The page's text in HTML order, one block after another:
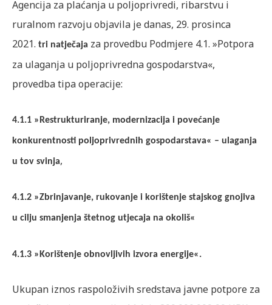
Agencija za plaćanja u poljoprivredi, ribarstvu i
ruralnom razvoju objavila je danas, 29. prosinca
2021. tri natječaja za provedbu Podmjere 4.1. »Potpora
za ulaganja u poljoprivredna gospodarstva«,
provedba tipa operacije:
4.1.1 »Restrukturiranje, modernizacija i povećanje
konkurentnosti poljoprivrednih gospodarstava« – ulaganja
u tov svinja,
4.1.2 »Zbrinjavanje, rukovanje i korištenje stajskog gnojiva
u cilju smanjenja štetnog utjecaja na okoliš«
4.1.3 »Korištenje obnovljivih izvora energije«.
Ukupan iznos raspoloživih sredstava javne potpore za